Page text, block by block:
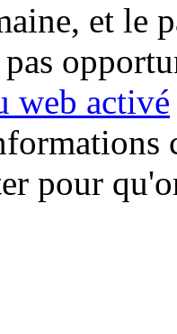
et le
web activé
pour